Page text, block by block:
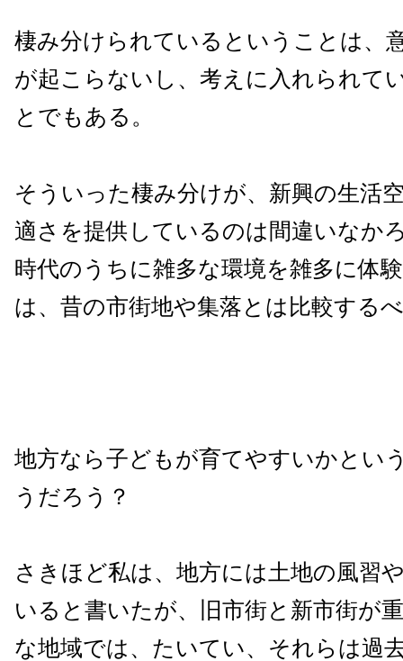
棲み分けられているということは、
が起こらないし、考えに入れられて
とでもある。
そういった棲み分けが、新興の生活
適さを提供しているのは間違いなか
時代のうちに雑多な環境を雑多に体
は、昔の市街地や集落とは比較する
地方なら子どもが育てやすいかとい
うだろう？
さきほど私は、地方には土地の風習
いると書いたが、旧市街と新市街が
な地域では、たいてい、それらは過